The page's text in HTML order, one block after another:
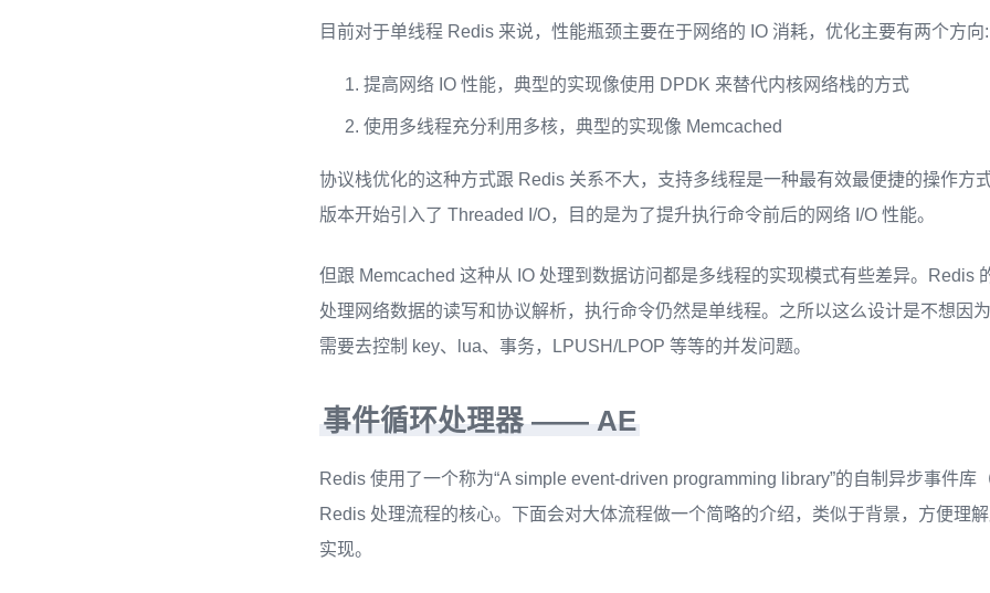
目前对于单线程 Redis 来说，性能瓶颈主要在于网络的 IO 消耗，优化主要有两个方向:
提高网络 IO 性能，典型的实现像使用 DPDK 来替代内核网络栈的方式
使用多线程充分利用多核，典型的实现像 Memcached
协议栈优化的这种方式跟 Redis 关系不大，支持多线程是一种最有效最便捷的操作方
版本开始引入了 Threaded I/O，目的是为了提升执行命令前后的网络 I/O 性能。
但跟 Memcached 这种从 IO 处理到数据访问都是多线程的实现模式有些差异。Redis
处理网络数据的读写和协议解析，执行命令仍然是单线程。之所以这么设计是不想因
需要去控制 key、lua、事务，LPUSH/LPOP 等等的并发问题。
事件循环处理器 ——AE
Redis 使用了一个称为“A simple event-driven programming library”的自制异步事件库
Redis 处理流程的核心。下面会对大体流程做一个简略的介绍，类似于背景，方便理
实现。